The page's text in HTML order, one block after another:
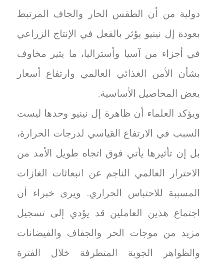
دولية من أن الطقس الحار والجاف المرتبط
بعودة إل نينيو يؤثر بالفعل في الإنتاج الزراعي
في أجزاء من آسيا وأستراليا، ما يثير مخاوف
بشأن الأمن الغذائي العالمي وارتفاع أسعار
بعض المحاصيل الأساسية.
ويؤكد العلماء أن ظاهرة إل نينيو وحدها ليست
السبب في الارتفاع القياسي لدرجات الحرارة،
بل إن تأثيرها يأتي فوق اتجاه طويل الأمد من
الاحترار العالمي الناجم عن انبعاثات الغازات
المسببة للاحتباس الحراري. ويرى خبراء أن
اجتماع هذين العاملين قد يؤدي إلى تسجيل
مزيد من موجات الحر والجفاف والفيضانات
والظواهر الجوية المتطرفة خلال الفترة